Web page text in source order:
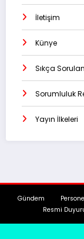
İletişim
Künye
Sıkça
Sorumluluk
Yayın İlkeleri
Gündem
Resmi